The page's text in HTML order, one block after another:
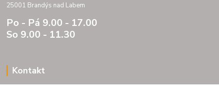
25001 Brandýs nad Labem
Po - Pá 9.00 - 17.00
So 9.00 - 11.30
Kontakt